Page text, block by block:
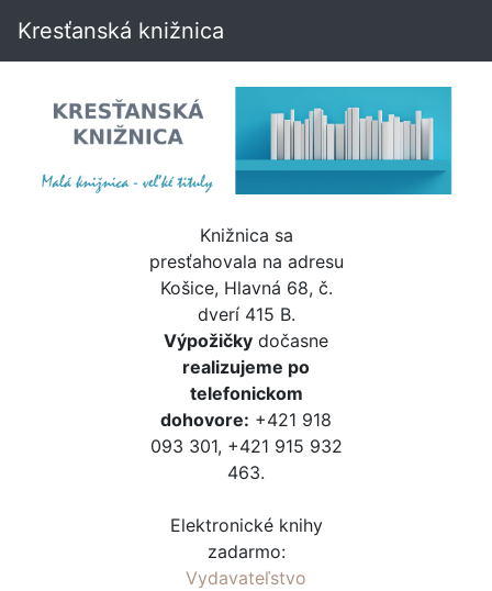
Kresťanská knižnica
Knižnica sa
presťahovala na adresu
Košice, Hlavná 68, č.
dverí 415 B.
Výpožičky dočasne
realizujeme po
telefonickom
dohovore: +421 918
093 301, +421 915 932
463.
Elektronické knihy
zadarmo:
Vydavateľstvo